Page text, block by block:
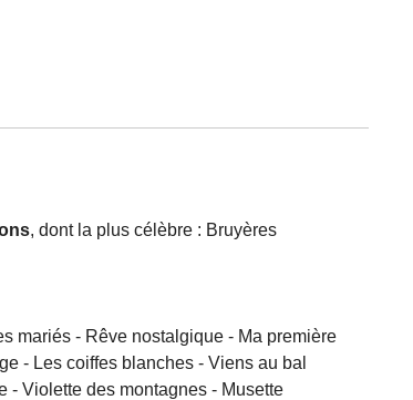
, dont la plus célèbre : Bruyères
mariés - Rêve nostalgique - Ma première
- Les coiffes blanches - Viens au bal
- Violette des montagnes - Musette